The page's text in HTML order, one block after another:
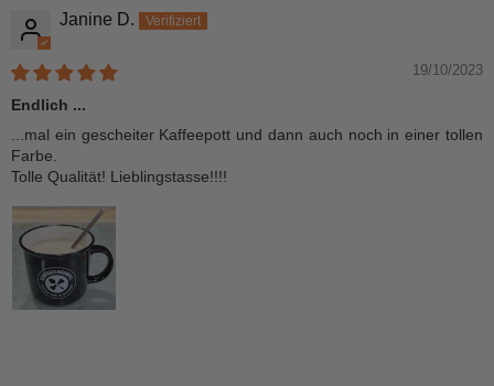
Janine D.
19/10/2023
Endlich ...
...mal ein gescheiter Kaffeepott und dann auch noch in einer tollen
Farbe.
Tolle Qualität! Lieblingstasse!!!!